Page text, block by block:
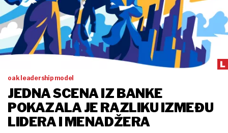
oak leadership model
JEDNA SCENA IZ BANKE
POKAZALA JE RAZLIKU IZMEĐU
LIDERA I MENADŽERA